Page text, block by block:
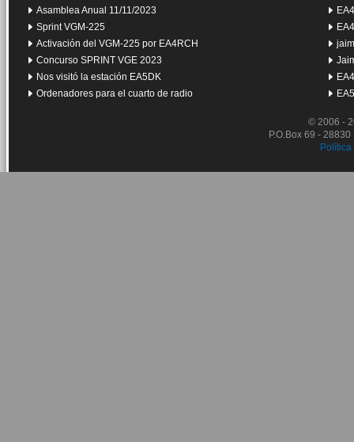
Asamblea Anual 11/11/2023
Sprint VGM-225
Activación del VGM-225 por EA4RCH
Concurso SPRINT VGE 2023
Nos visitó la estación EA5DK
Ordenadores para el cuarto de radio
© 2006 -
P.O.Box 69 -